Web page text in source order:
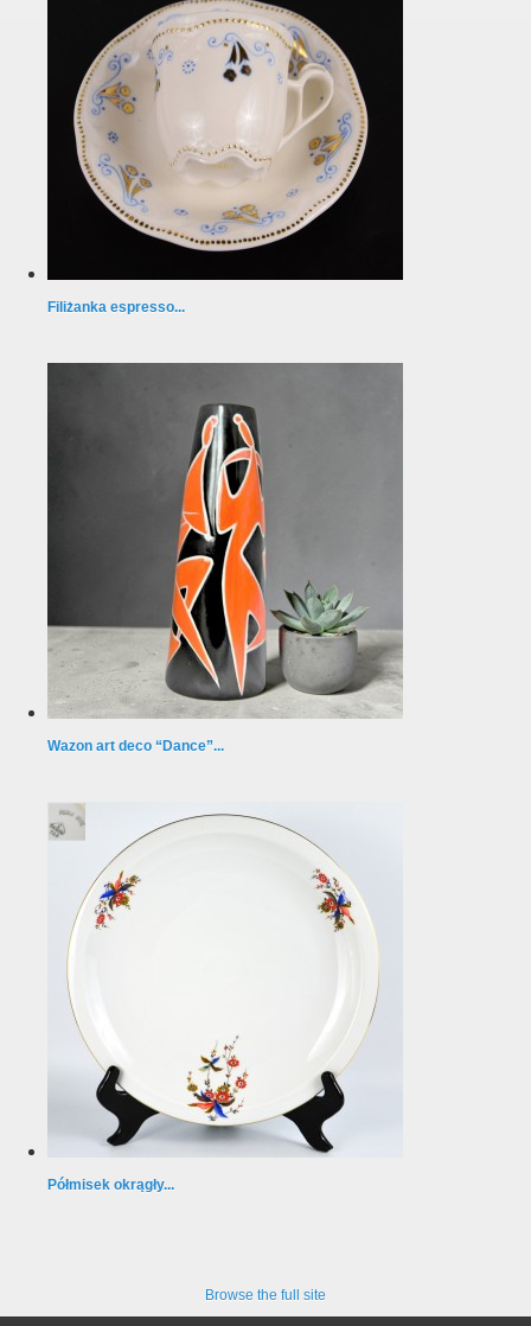
Filiżanka espresso...
Wazon art deco “Dance”...
Półmisek okrągły...
Browse the full site